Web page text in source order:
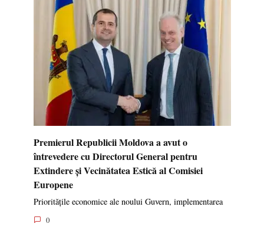
Premierul Republicii Moldova a avut o
întrevedere cu Directorul General pentru
Extindere și Vecinătatea Estică al Comisiei
Europene
Prioritățile economice ale noului Guvern, implementarea
0